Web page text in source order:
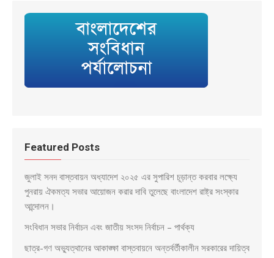
Featured Posts
জুলাই সনদ বাস্তবায়ন অধ্যাদেশ ২০২৫ এর সুপারিশ চূড়ান্ত করবার লক্ষ্যে
পুনরায় ঐকমত্য সভার আয়োজন করার দাবি তুলেছে বাংলাদেশ রাষ্ট্র সংস্কার
আন্দোলন।
সংবিধান সভার নির্বাচন এবং জাতীয় সংসদ নির্বাচন – পার্থক্য
ছাত্র-গণ অভ্যুত্থানের আকাঙ্ক্ষা বাস্তবায়নে অন্তর্বর্তীকালীন সরকারের দায়িত্ব